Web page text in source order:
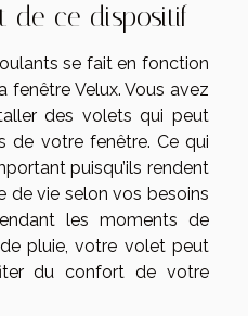
de ce dispositif
se fait en fonction
fenêtre Velux. Vous avez
des volets qui peut
de votre fenêtre. Ce qui
puisqu’ils rendent
vie selon vos besoins
les moments de
pluie, votre volet peut
du confort de votre